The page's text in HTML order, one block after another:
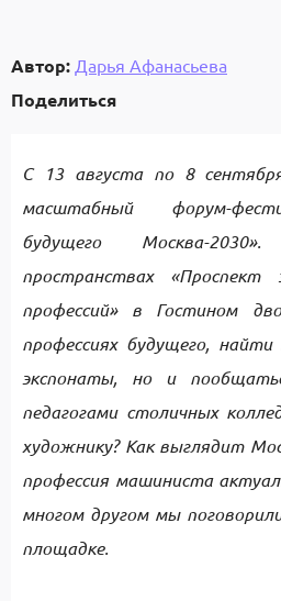
Автор: Дарья Афанасьева
Поделиться
С 13 августа по 8
масштабный форум-
будущего Москва-
пространствах
профессий» в Гостином
профессиях будущего,
экспонаты, но и
педагогами столичных
художнику? Как выглядит
профессия машиниста
многом другом мы
площадке.